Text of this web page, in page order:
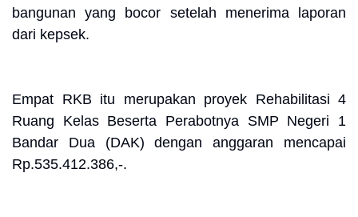
bangunan yang bocor setelah menerima laporan
dari kepsek.
Empat RKB itu merupakan proyek Rehabilitasi 4
Ruang Kelas Beserta Perabotnya SMP Negeri 1
Bandar Dua (DAK) dengan anggaran mencapai
Rp.535.412.386,-.